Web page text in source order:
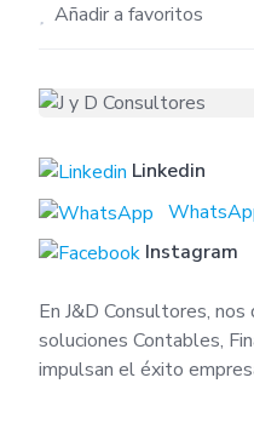
Añadir a favoritos
Linkedin
Instagram
En J&D Consultores,
soluciones Contables,
impulsan el éxito